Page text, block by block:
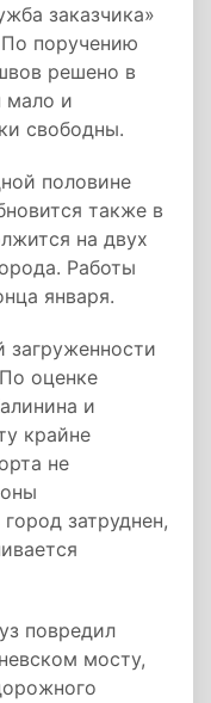
заказчика»
По поручению
решено в
мало и
свободны.
половине
также в
на двух
Работы
января.
оценке
и
крайне
не
затруднен,
повредил
мосту,